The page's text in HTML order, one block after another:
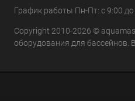
График работы Пн-Пт: с 9:00
Copyright 2010-2026 ©
оборудования для бассейнов.